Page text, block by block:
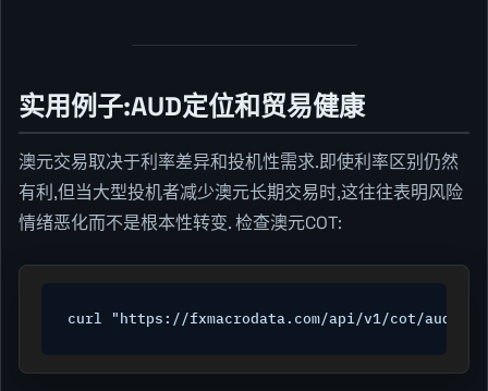
实用例子:AUD定位和贸易健康
澳元交易取决于利率差异和投机性需求.即使利率区别仍然
有利,但当大型投机者减少澳元长期交易时,这往往表明风险
情绪恶化而不是根本性转变. 检查澳元COT:
curl "https://fxmacrodata.com/api/v1/cot/